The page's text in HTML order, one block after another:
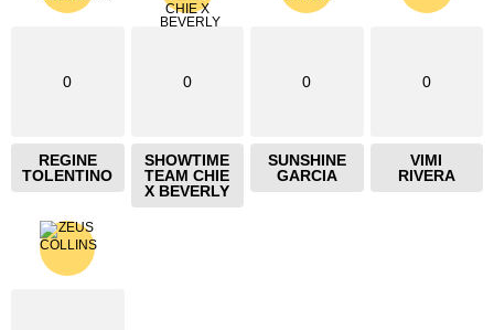
0
REGINE
TOLENTINO
0
SHOWTIME
TEAM CHIE
X BEVERLY
0
SUNSHINE
GARCIA
0
VIMI
RIVERA